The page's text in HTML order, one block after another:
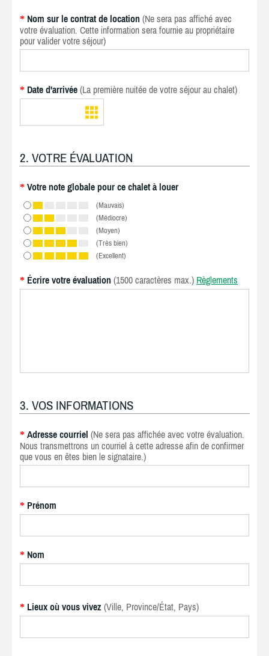
* Nom sur le contrat de location (Ne sera pas affiché avec
votre évaluation. Cette information sera fournie au propriétaire
pour valider votre séjour)
* Date d'arrivée (La première nuitée de votre séjour au chalet)
2. VOTRE ÉVALUATION
* Votre note globale pour ce chalet à louer
(Mauvais)
(Médiocre)
(Moyen)
(Très bien)
(Excellent)
* Écrire votre évaluation (1500 caractères max.) Règlements
3. VOS INFORMATIONS
* Adresse courriel (Ne sera pas affichée avec votre évaluation.
Nous transmettrons un courriel à cette adresse afin de confirmer
que vous en êtes bien le signataire.)
* Prénom
* Nom
* Lieux où vous vivez (Ville, Province/État, Pays)